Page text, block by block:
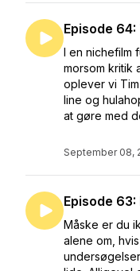
Episode
I en nichefilm
morsom kritik
oplever vi
line og
at gøre med
September 08,
Episode
Måske er du
alene om,